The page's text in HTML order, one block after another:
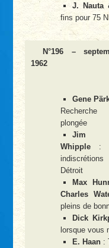
J. Nauta
fins pour 75
N°196 –
1962
Gene
plongée
Jim
Whipple :
Détroit
Max
Charles
pleins de
Dick
lorsque vous
E. Haan :